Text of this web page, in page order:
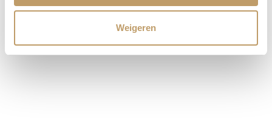
Weigeren